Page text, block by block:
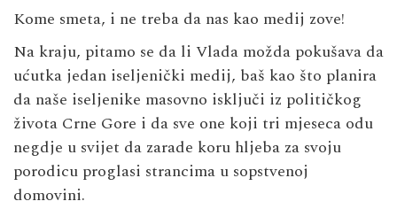
Kome smeta, i ne treba da nas kao medij zove!
Na kraju, pitamo se da li Vlada možda pokušava da
ućutka jedan iseljenički medij, baš kao što planira
da naše iseljenike masovno isključi iz političkog
života Crne Gore i da sve one koji tri mjeseca odu
negdje u svijet da zarade koru hljeba za svoju
porodicu proglasi strancima u sopstvenoj
domovini.